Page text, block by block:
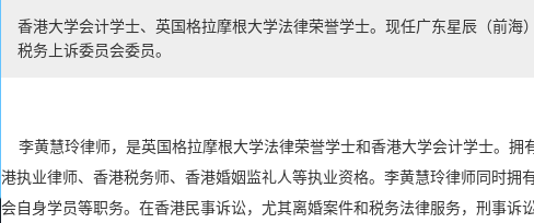
香港大学会计学士、英国格拉摩根大学法律荣誉学士。现任广东星辰（前
税务上诉委员会委员。
李黄慧玲律师，是英国格拉摩根大学法律荣誉学士和香港大学会计学士。
港执业律师、香港税务师、香港婚姻监礼人等执业资格。李黄慧玲律师同时
会自身学员等职务。在香港民事诉讼，尤其离婚案件和税务法律服务，刑事诉